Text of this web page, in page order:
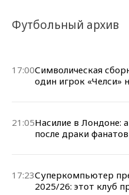
Футбольный архив
17:00Символическая
один игрок «Челси»
21:05Насилие в Лондоне:
после драки
17:23Суперкомпьютер
2025/26: этот клуб